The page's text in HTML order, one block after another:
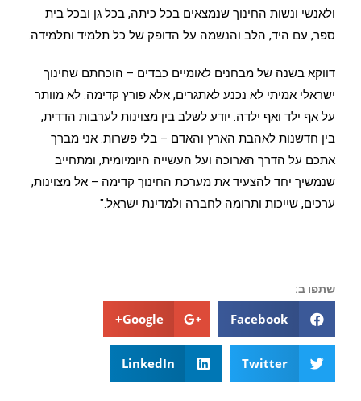
ולאנשי ונשות החינוך שנמצאים בכל כיתה, בכל גן ובכל בית
ספר, עם היד, הלב והנשמה על הדופק של כל תלמיד ותלמידה.
דווקא בשנה של מבחנים לאומיים כבדים – הוכחתם שחינוך
ישראלי אמיתי לא נכנע לאתגרים, אלא פורץ קדימה. לא מוותר
על אף ילד ואף ילדה. יודע לשלב בין מצוינות לערבות הדדית,
בין חדשנות לאהבת הארץ והאדם – בלי פשרות. אני מברך
אתכם על הדרך הארוכה ועל העשייה היומיומית, ומתחייב
שנמשיך יחד להצעיד את מערכת החינוך קדימה – אל מצוינות,
ערכים, שייכות ותרומה לחברה ולמדינת ישראל."
שתפו ב:
Facebook
Google+
Twitter
LinkedIn